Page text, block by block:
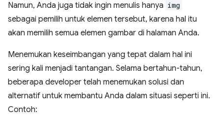
Namun, Anda juga tidak ingin menulis hanya img
sebagai pemilih untuk elemen tersebut, karena hal itu
akan memilih semua elemen gambar di halaman Anda.
Menemukan keseimbangan yang tepat dalam hal ini
sering kali menjadi tantangan. Selama bertahun-tahun,
beberapa developer telah menemukan solusi dan
alternatif untuk membantu Anda dalam situasi seperti ini.
Contoh: